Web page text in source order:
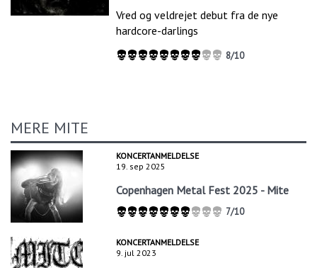
Vred og veldrejet debut fra de nye
hardcore-darlings
8/10
MERE MITE
KONCERTANMELDELSE
19. sep 2025
Copenhagen Metal Fest 2025 - Mite
7/10
KONCERTANMELDELSE
9. jul 2023